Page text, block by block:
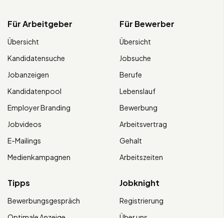
Für Arbeitgeber
Übersicht
Kandidatensuche
Jobanzeigen
Kandidatenpool
Employer Branding
Jobvideos
E-Mailings
Medienkampagnen
Für Bewerber
Übersicht
Jobsuche
Berufe
Lebenslauf
Bewerbung
Arbeitsvertrag
Gehalt
Arbeitszeiten
Tipps
Bewerbungsgespräch
Jobknight
Registrierung